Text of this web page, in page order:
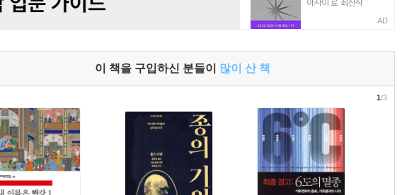
AD
이 책을 구입하신 분들이 많이 산 책
1/3